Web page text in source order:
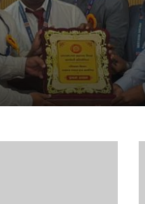
बार G&SR प्रश्नोत्तरी